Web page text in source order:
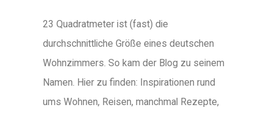
23 Quadratmeter ist (fast) die
durchschnittliche Größe eines deutschen
Wohnzimmers. So kam der Blog zu seinem
Namen. Hier zu finden: Inspirationen rund
ums Wohnen, Reisen, manchmal Rezepte,